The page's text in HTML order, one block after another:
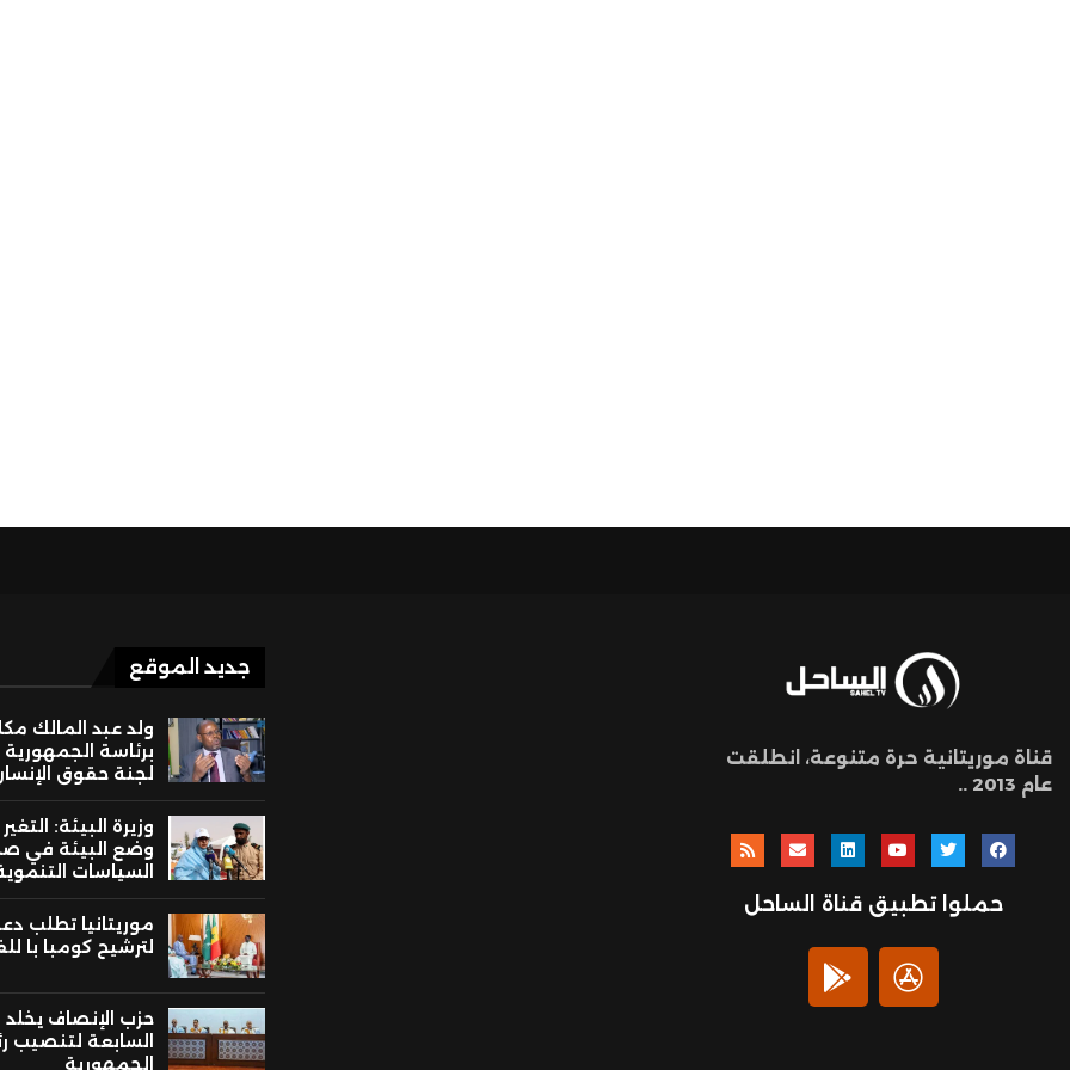
قناة موريتانية حرة متنوعة، انطلقت
عام 2013 ..
حملوا تطبيق قناة الساحل
جديد الموقع
ولد عبد المالك
برئاسة
لجنة حقوق
وزيرة البيئة:
وضع البيئة في
السياسات
موريتانيا تطلب
لترشيح كومبا با
حزب الإنصاف يخلد
السابعة لتنصيب
الجمهورية